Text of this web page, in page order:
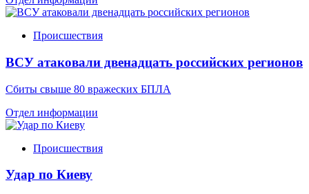
Происшествия
ВСУ атаковали двенадцать российских регионов
Сбиты свыше 80 вражеских БПЛА
Отдел информации
Происшествия
Удар по Киеву